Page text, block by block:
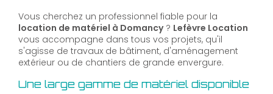
Vous cherchez un professionnel fiable pour la
location de matériel à Domancy? Lefèvre Location
vous accompagne dans tous vos projets, qu'il
s'agisse de travaux de bâtiment, d'aménagement
extérieur ou de chantiers de grande envergure.
Une large gamme de matériel disponible